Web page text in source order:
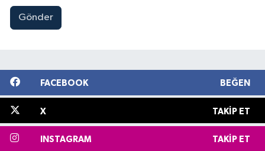
Gönder
FACEBOOK BEĞEN
X TAKIP ET
INSTAGRAM TAKIP ET